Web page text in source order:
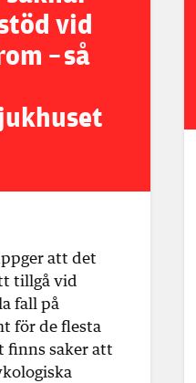
vid
– så
att det
tillgå vid
fall på
för de flesta
finns saker att